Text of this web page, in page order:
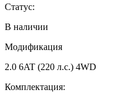
Статус:
В наличии
Модификация
2.0 6AT (220 л.с.) 4WD
Комплектация: